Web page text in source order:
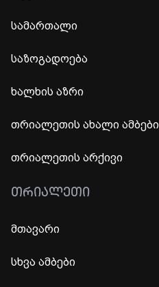
სამართალი
საზოგადოება
ხალხის აზრი
თრიალეთის ახალი ამბები
თრიალეთის არქივი
ᲗᲠᲘᲐᲚᲔᲗᲘ
მთავარი
სხვა ამბები